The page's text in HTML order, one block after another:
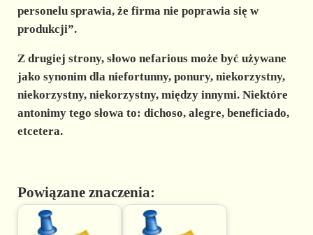
personelu sprawia, że firma nie poprawia się w
produkcji”.
Z drugiej strony, słowo nefarious może być używane
jako synonim dlaniefortunny, ponury, niekorzystny,
niekorzystny, niekorzystny, między innymi. Niektóre
antonimytego słowa to: dichoso, alegre, beneficiado,
etcetera.
Powiązane znaczenia: